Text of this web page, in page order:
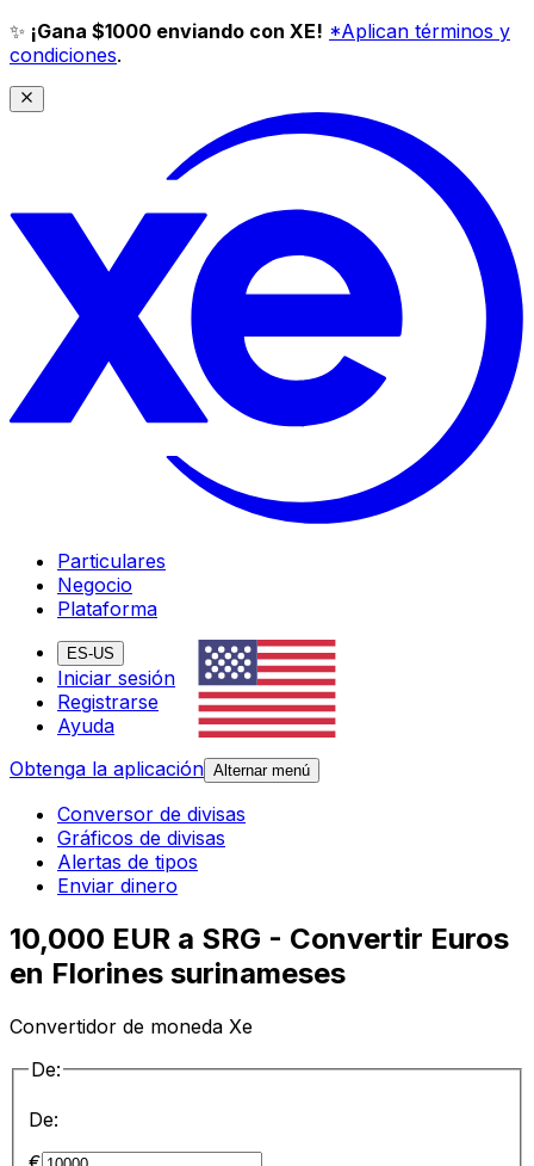
✨ ¡Gana $1000 enviando con XE! *Aplican términos y
condiciones.
Particulares
Negocio
Plataforma
ES-US
Iniciar sesión
Registrarse
Ayuda
Obtenga la aplicación Alternar menú
Conversor de divisas
Gráficos de divisas
Alertas de tipos
Enviar dinero
10,000 EUR a SRG - Convertir Euros
en Florines surinameses
Convertidor de moneda Xe
De:
De: